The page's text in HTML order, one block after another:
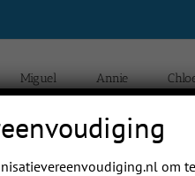
Miguel Annie
om